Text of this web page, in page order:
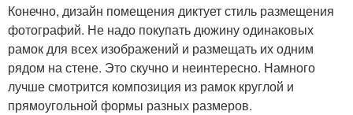
Конечно, дизайн помещения диктует стиль размещения
фотографий. Не надо покупать дюжину одинаковых
рамок для всех изображений и размещать их одним
рядом на стене. Это скучно и неинтересно. Намного
лучше смотрится композиция из рамок круглой и
прямоугольной формы разных размеров.